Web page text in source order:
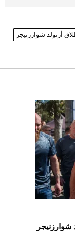
فخامة
قبل ليلة النزال.. اكتمال وزن أبطال "The
للبيع في
أرنولد شوارزنيجر